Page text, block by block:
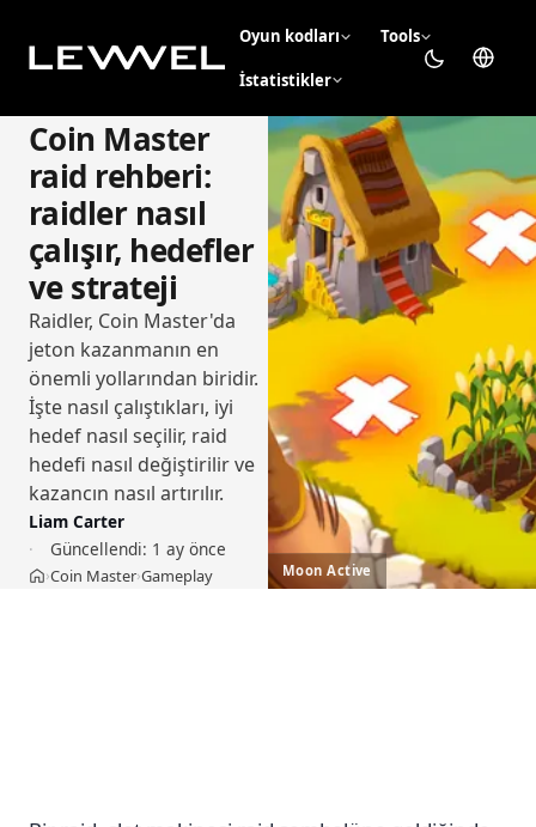
Oyun kodları Tools
İstatistikler
Coin Master
raid rehberi:
raidler nasıl
çalışır, hedefler
ve strateji
Raidler, Coin Master'da
jeton kazanmanın en
önemli yollarından biridir.
İşte nasıl çalıştıkları, iyi
hedef nasıl seçilir, raid
hedefi nasıl değiştirilir ve
kazancın nasıl artırılır.
Liam Carter
Güncellendi: 1 ay önce
Ana sayfa
›Coin Master›Gameplay Moon Active